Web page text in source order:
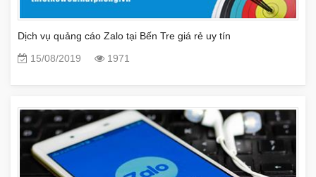
Dịch vụ quảng cáo Zalo tại Bến Tre giá rẻ uy tín
15/08/2019
1971